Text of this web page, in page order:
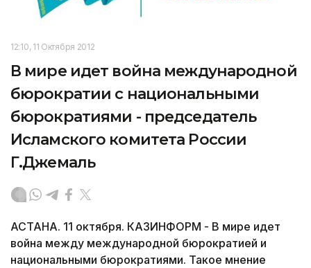
12:10, 11 Октября 2012
В мире идет война международной
бюрократии с национальными
бюрократиями - председатель
Исламского комитета России
Г.Джемаль
АСТАНА. 11 октября. КАЗИНФОРМ - В мире идет
война между международной бюрократией и
национальными бюрократиями. Такое мнение